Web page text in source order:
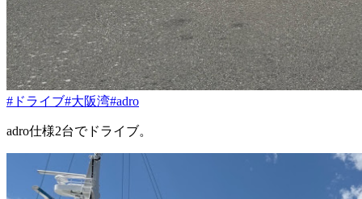
#ドライブ#大阪湾#adro
adro仕様2台でドライブ。